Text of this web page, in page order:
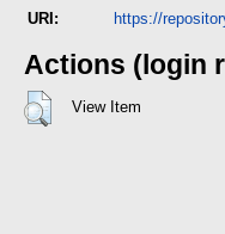
URI: https://
Actions (login
View Item